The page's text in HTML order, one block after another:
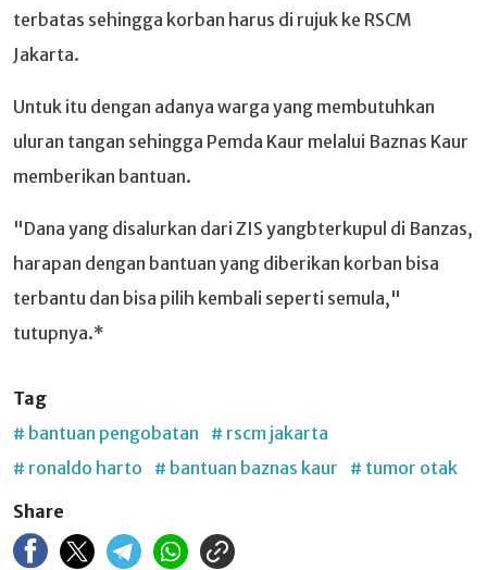
terbatas sehingga korban harus di rujuk ke RSCM
Jakarta.
Untuk itu dengan adanya warga yang membutuhkan
uluran tangan sehingga Pemda Kaur melalui Baznas Kaur
memberikan bantuan.
"Dana yang disalurkan dari ZIS yangbterkupul di Banzas,
harapan dengan bantuan yang diberikan korban bisa
terbantu dan bisa pilih kembali seperti semula,"
tutupnya.*
Tag
# bantuan pengobatan
# rscm jakarta
# ronaldo harto
# bantuan baznas kaur
# tumor otak
Share